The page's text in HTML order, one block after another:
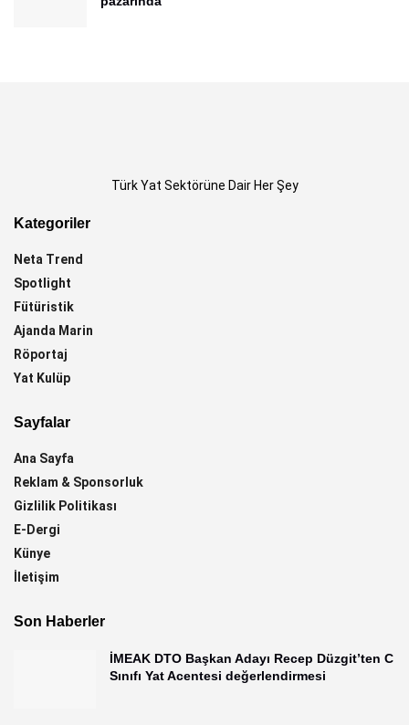
Türk Yat Sektörüne Dair Her Şey
Kategoriler
Neta Trend
Spotlight
Fütüristik
Ajanda Marin
Röportaj
Yat Kulüp
Sayfalar
Ana Sayfa
Reklam & Sponsorluk
Gizlilik Politikası
E-Dergi
Künye
İletişim
Son Haberler
İMEAK DTO Başkan Adayı Recep Düzgit’ten C
Sınıfı Yat Acentesi değerlendirmesi